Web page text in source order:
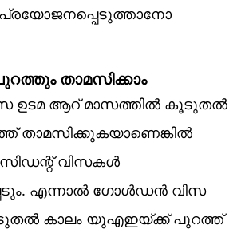
താമസിക്കാം
ഉടമ ആറ് മാസത്തില്‍ കൂടുതല്‍
താമസിക്കുകയാണെങ്കില്‍
വിസകള്‍
എന്നാല്‍ ഗോള്‍ഡന്‍ വിസ
കാലം യുഎഇയ്ക്ക് പുറത്ത്